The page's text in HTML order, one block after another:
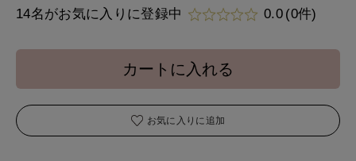
14名がお気に入りに登録中 0.0 (0件)
カートに入れる
お気に入りに追加